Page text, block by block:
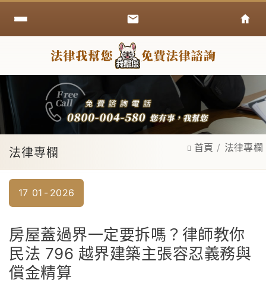
法律專欄 首頁 法律專欄
17 01 2026
房屋蓋過界一定要拆嗎？律師教你
民法 796 越界建築主張容忍義務與
償金精算